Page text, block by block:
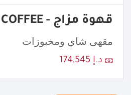
قهوة مزاج - MEZAJ COFFEE
مقهى شاي ومخبوزات
د.إ 174,545